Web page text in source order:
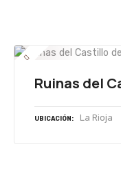
Ruinas del
UBICACIÓN La Rioja